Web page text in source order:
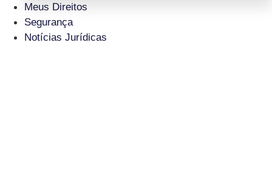
Meus Direitos
Segurança
Notícias Jurídicas